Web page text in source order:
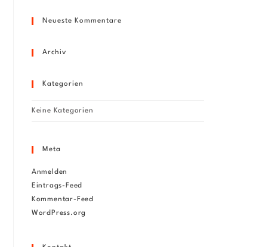
Neueste Kommentare
Archiv
Kategorien
Keine Kategorien
Meta
Anmelden
Eintrags-Feed
Kommentar-Feed
WordPress.org